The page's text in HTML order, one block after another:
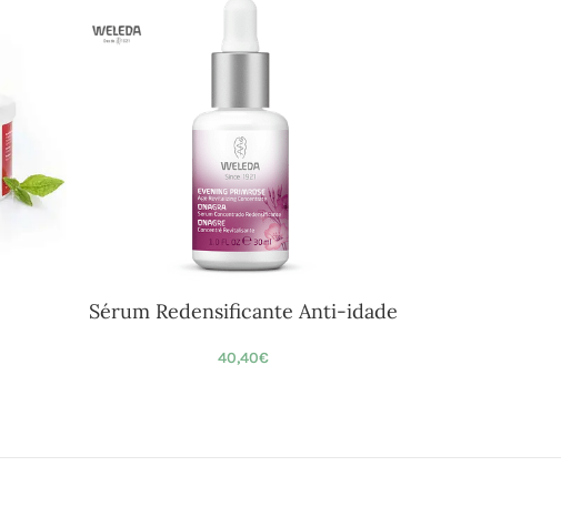
Sérum Redensificante Anti-idade
40,40€